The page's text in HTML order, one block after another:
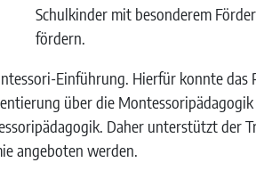
Schulkinder mit besonderem
fördern.
Einführung. Hierfür konnte das
über die
Daher unterstützt der
angeboten werden.